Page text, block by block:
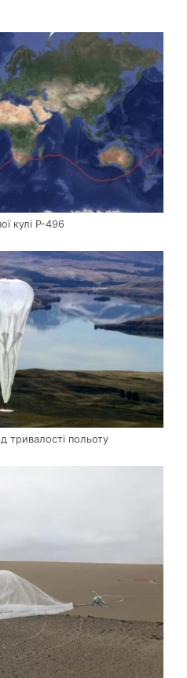
кулі P-496
тривалості польоту